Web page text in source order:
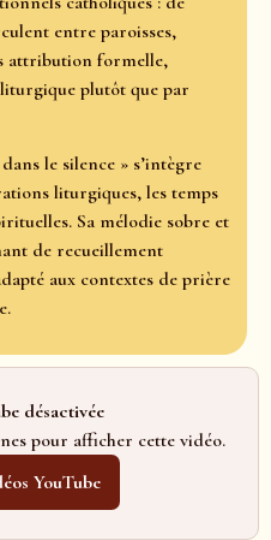
entre paroisses,
attribution formelle,
plutôt que par
le silence » s’intègre
liturgiques, les temps
Sa mélodie sobre et
de recueillement
aux contextes de prière
désactivée
pour afficher cette vidéo.
YouTube